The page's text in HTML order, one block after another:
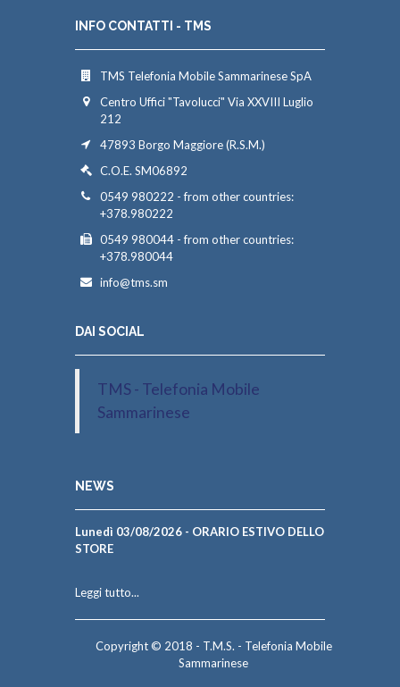
INFO CONTATTI - TMS
TMS Telefonia Mobile Sammarinese SpA
Centro Uffici "Tavolucci" Via XXVIII Luglio
212
47893 Borgo Maggiore (R.S.M.)
C.O.E. SM06892
0549 980222 - from other countries:
+378.980222
0549 980044 - from other countries:
+378.980044
info@tms.sm
DAI SOCIAL
TMS - Telefonia Mobile
Sammarinese
NEWS
Lunedì 03/08/2026 - ORARIO ESTIVO DELLO
STORE
Leggi tutto...
Copyright © 2018 - T.M.S. - Telefonia Mobile
Sammarinese